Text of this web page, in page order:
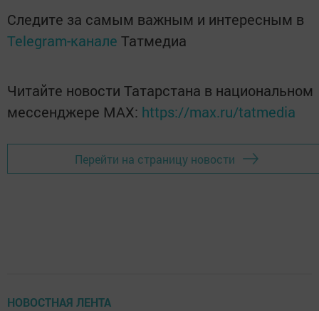
Следите за самым важным и интересным в
Telegram-канале Татмедиа
Читайте новости Татарстана в национальном
мессенджере MАХ: https://max.ru/tatmedia
Перейти на страницу новости
НОВОСТНАЯ ЛЕНТА